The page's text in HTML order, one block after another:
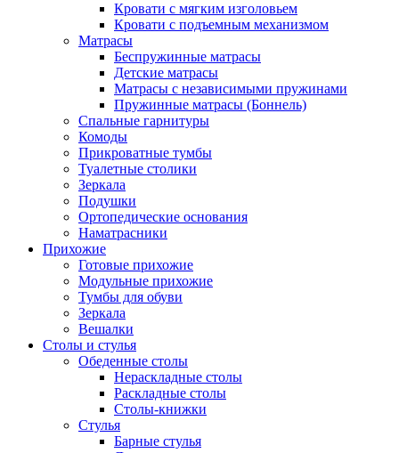
Кровати с мягким изголовьем
Кровати с подъемным механизмом
Матрасы
Беспружинные матрасы
Детские матрасы
Матрасы с независимыми пружинами
Пружинные матрасы (Боннель)
Спальные гарнитуры
Комоды
Прикроватные тумбы
Туалетные столики
Зеркала
Подушки
Ортопедические основания
Наматрасники
Прихожие
Готовые прихожие
Модульные прихожие
Тумбы для обуви
Зеркала
Вешалки
Столы и стулья
Обеденные столы
Нераскладные столы
Раскладные столы
Столы-книжки
Стулья
Барные стулья